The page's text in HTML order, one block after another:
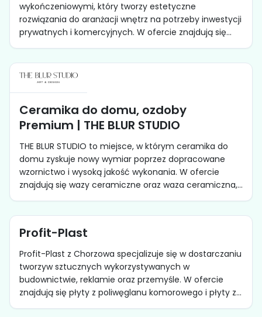
wykończeniowymi, który tworzy estetyczne
rozwiązania do aranżacji wnętrz na potrzeby inwestycji
prywatnych i komercyjnych. W ofercie znajdują się...
Ceramika do domu, ozdoby
Premium | THE BLUR STUDIO
THE BLUR STUDIO to miejsce, w którym ceramika do
domu zyskuje nowy wymiar poprzez dopracowane
wzornictwo i wysoką jakość wykonania. W ofercie
znajdują się wazy ceramiczne oraz waza ceramiczna,...
Profit-Plast
Profit-Plast z Chorzowa specjalizuje się w dostarczaniu
tworzyw sztucznych wykorzystywanych w
budownictwie, reklamie oraz przemyśle. W ofercie
znajdują się płyty z poliwęglanu komorowego i płyty z...